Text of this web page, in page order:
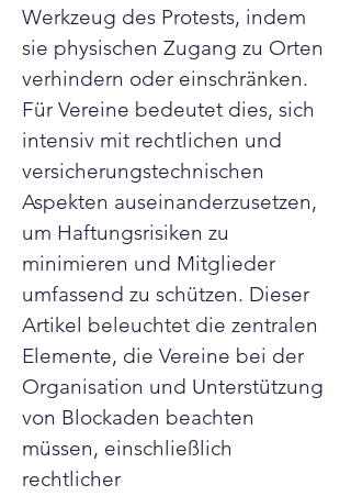
Werkzeug des Protests, indem
sie physischen Zugang zu Orten
verhindern oder einschränken.
Für Vereine bedeutet dies, sich
intensiv mit rechtlichen und
versicherungstechnischen
Aspekten auseinanderzusetzen,
um Haftungsrisiken zu
minimieren und Mitglieder
umfassend zu schützen. Dieser
Artikel beleuchtet die zentralen
Elemente, die Vereine bei der
Organisation und Unterstützung
von Blockaden beachten
müssen, einschließlich
rechtlicher